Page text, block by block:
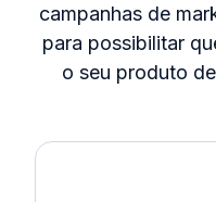
campanhas de
para possibilitar
o seu produto